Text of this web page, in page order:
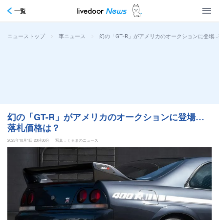
一覧
ニューストップ > 車ニュース > 幻の「GT-R」がアメリカのオークションに登場
幻の「GT-R」がアメリカのオークションに登場…
落札価格は？
2025年10月1日 20時30分 写真：くるまのニュース